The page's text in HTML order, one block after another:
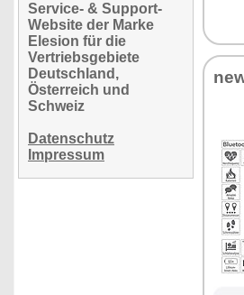
Service- & Support-
Website der Marke
Elesion für die
Vertriebsgebiete
Deutschland,
Österreich und
Schweiz
Datenschutz
Impressum